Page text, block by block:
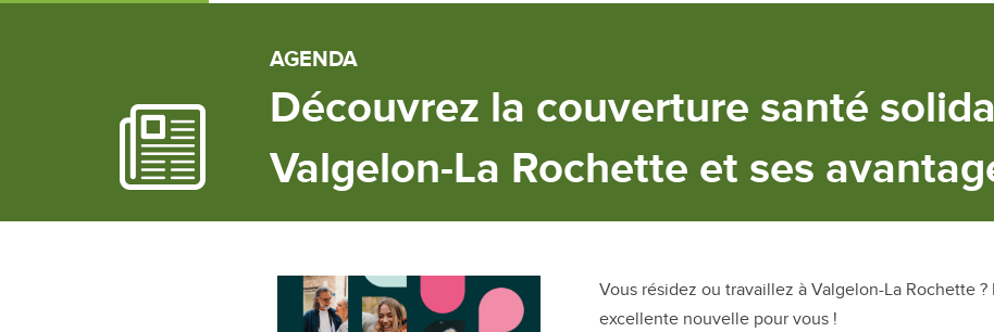
AGENDA
Découvrez la couverture santé
Valgelon-La Rochette et ses
Vous résidez ou travaillez à Valgelon-La Rochette ?
excellente nouvelle pour vous !